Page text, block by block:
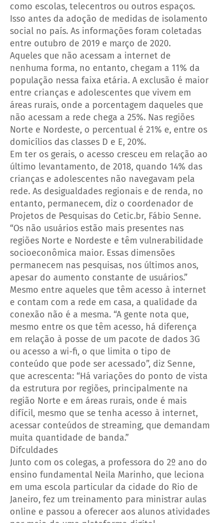
como escolas, telecentros ou outros espaços.
Isso antes da adoção de medidas de isolamento
social no país. As informações foram coletadas
entre outubro de 2019 e março de 2020.
Aqueles que não acessam a internet de
nenhuma forma, no entanto, chegam a 11% da
população nessa faixa etária. A exclusão é maior
entre crianças e adolescentes que vivem em
áreas rurais, onde a porcentagem daqueles que
não acessam a rede chega a 25%. Nas regiões
Norte e Nordeste, o percentual é 21% e, entre os
domicílios das classes D e E, 20%.
Em ter os gerais, o acesso cresceu em relação ao
último levantamento, de 2018, quando 14% das
crianças e adolescentes não navegavam pela
rede. As desigualdades regionais e de renda, no
entanto, permanecem, diz o coordenador de
Projetos de Pesquisas do Cetic.br, Fábio Senne.
“Os não usuários estão mais presentes nas
regiões Norte e Nordeste e têm vulnerabilidade
socioeconômica maior. Essas dimensões
permanecem nas pesquisas, nos últimos anos,
apesar do aumento constante de usuários.”
Mesmo entre aqueles que têm acesso à internet
e contam com a rede em casa, a qualidade da
conexão não é a mesma. “A gente nota que,
mesmo entre os que têm acesso, há diferença
em relação à posse de um pacote de dados 3G
ou acesso a wi-fi, o que limita o tipo de
conteúdo que pode ser acessado”, diz Senne,
que acrescenta: “Há variações do ponto de vista
da estrutura por regiões, principalmente na
região Norte e em áreas rurais, onde é mais
difícil, mesmo que se tenha acesso à internet,
acessar conteúdos de streaming, que demandam
muita quantidade de banda.”
Difculdades
Junto com os colegas, a professora do 2º ano do
ensino fundamental Neila Marinho, que leciona
em uma escola particular da cidade do Rio de
Janeiro, fez um treinamento para ministrar aulas
online e passou a oferecer aos alunos atividades